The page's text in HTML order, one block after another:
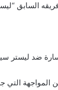
السابق
ضد ليستر
التي